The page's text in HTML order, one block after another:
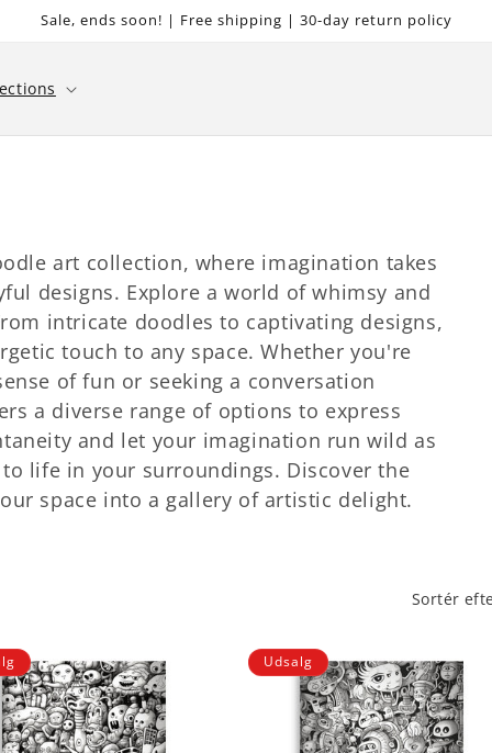
Sale, ends soon! | Free shipping | 30-day return policy
art collection, where imagination takes
designs. Explore a world of whimsy and
intricate doodles to captivating designs,
touch to any space. Whether you're
of fun or seeking a conversation
a diverse range of options to express
and let your imagination run wild as
life in your surroundings. Discover the
space into a gallery of artistic delight.
Sortér
Udsalg